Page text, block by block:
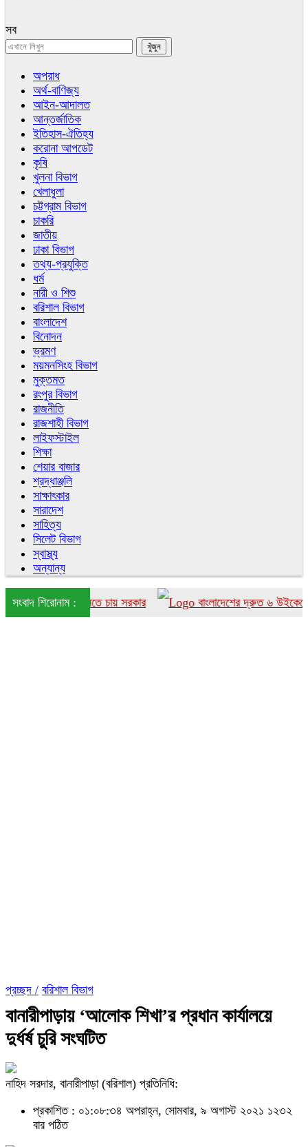
সব
অপরাধ
অর্থ-বাণিজ্য
আইন-আদালত
আন্তর্জাতিক
ইতিহাস-ঐতিহ্য
করোনা আপডেট
কৃষি
খুলনা বিভাগ
খেলাধুলা
চট্টগ্রাম বিভাগ
চাকরি
জাতীয়
ঢাকা বিভাগ
তথ্য-প্রযুক্তি
ধর্ম
নারী ও শিশু
বরিশাল বিভাগ
বাংলাদেশ
বিনোদন
ভ্রমণ
ময়মনসিংহ বিভাগ
মুক্তমত
রংপুর বিভাগ
রাজনীতি
রাজশাহী বিভাগ
লাইফস্টাইল
শিক্ষা
শেয়ার বাজার
শ্রদ্ধাঞ্জলি
সাক্ষাৎকার
সারাদেশ
সাহিত্য
সিলেট বিভাগ
স্বাস্থ্য
অন্যান্য
সংবাদ শিরোনাম :
আনতে চায় সরকার বাংলাদেশের দ্রুত ৬ উইকেটের পতন
প্রচ্ছদ / বরিশাল বিভাগ
বানারীপাড়ায় ‘আলোক শিখা’র প্রধান কার্যালয়ে
দুর্ধর্ষ চুরি সংঘটিত
নাহিদ সরদার, বানারীপাড়া (বরিশাল) প্রতিনিধি:
প্রকাশিত : ০১:০৮:৩৪ অপরাহ্ন, সোমবার, ৯ অগাস্ট ২০২১ ১২৩২
বার পঠিত